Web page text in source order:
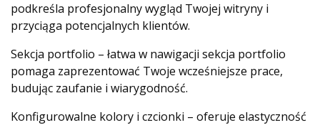
podkreśla profesjonalny wygląd Twojej witryny i
przyciąga potencjalnych klientów.
Sekcja portfolio – łatwa w nawigacji sekcja portfolio
pomaga zaprezentować Twoje wcześniejsze prace,
budując zaufanie i wiarygodność.
Konfigurowalne kolory i czcionki – oferuje elastyczność